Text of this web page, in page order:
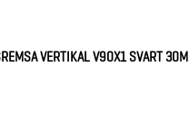
VERTIKAL V90X1 SVART 30M